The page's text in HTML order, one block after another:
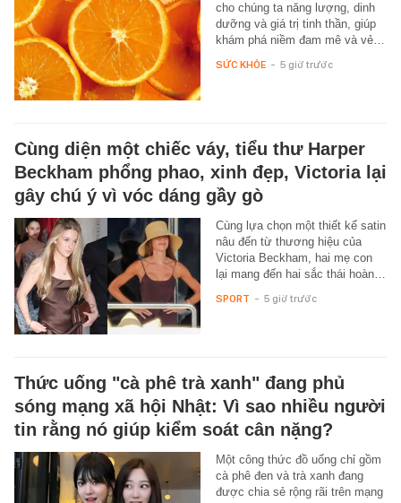
cho chúng ta năng lượng, dinh
dưỡng và giá trị tinh thần, giúp
khám phá niềm đam mê và vẻ…
SỨC KHỎE - 5 giờ trước
Cùng diện một chiếc váy, tiểu thư Harper
Beckham phổng phao, xinh đẹp, Victoria lại
gây chú ý vì vóc dáng gầy gò
Cùng lựa chọn một thiết kế satin
nâu đến từ thương hiệu của
Victoria Beckham, hai mẹ con
lại mang đến hai sắc thái hoàn…
SPORT - 5 giờ trước
Thức uống "cà phê trà xanh" đang phủ
sóng mạng xã hội Nhật: Vì sao nhiều người
tin rằng nó giúp kiểm soát cân nặng?
Một công thức đồ uống chỉ gồm
cà phê đen và trà xanh đang
được chia sẻ rộng rãi trên mạng